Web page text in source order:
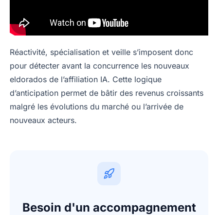
Réactivité, spécialisation et veille s’imposent donc
pour détecter avant la concurrence les nouveaux
eldorados de l’affiliation IA. Cette logique
d’anticipation permet de bâtir des revenus croissants
malgré les évolutions du marché ou l’arrivée de
nouveaux acteurs.
Besoin d'un accompagnement